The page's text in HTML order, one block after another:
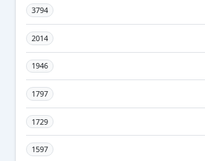
3794
2014
1946
1797
1729
1597